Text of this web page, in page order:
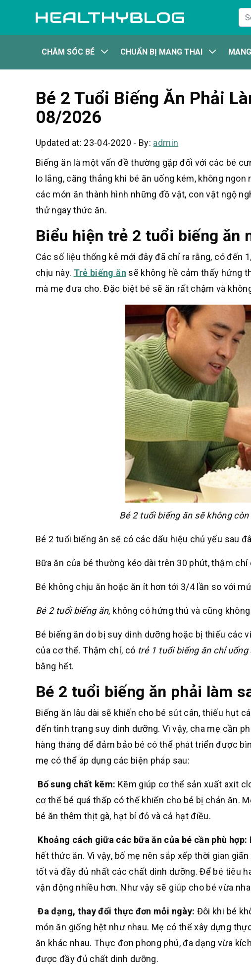
CHĂM SÓC BÉ CHUẨN BỊ MANG THAI
Bé 2 Tuổi Biếng Ăn Phải
08/2026
Updated at: 23-04-2020 - By: admin
Biếng ăn là một vấn đề thường gặp đối với các bé
lo lắng, căng thẳng khi bé ăn uống kém, không ngon
các món ăn thành hình những đồ vật, con vật ngộ
thử ngay thức ăn.
Biểu hiện trẻ 2 tuổi biếng ăn
Các số liệu thống kê mới đây đã chỉ ra rằng, có
chịu này. Trẻ biếng ăn sẽ không hề cảm thấy hứng
mà mẹ đưa cho. Đặc biệt bé sẽ ăn rất chậm và
Bé 2 tuổi biếng ăn sẽ không
Bé 2 tuổi biếng ăn sẽ có các dấu hiệu chủ yếu sau
Bữa ăn của bé thường kéo dài trên 30 phút, thậm chí
Bé không chịu ăn hoặc ăn ít hơn tới 3/4 lần so với
Bé 2 tuổi biếng ăn, không có hứng thú và cũng
Bé biếng ăn do bị suy dinh dưỡng hoặc bị thiếu các
của cơ thể. Thậm chí, có trẻ 1 tuổi biếng ăn chỉ uống
bằng hết.
Bé 2 tuổi biếng ăn phải làm
Biếng ăn lâu dài sẽ khiến cho bé sút cân, thiếu hụt
đến tình trạng suy dinh dưỡng. Vì vậy, cha mẹ cần
hàng tháng để đảm bảo bé có thể phát triển được
mẹ có thể áp dụng các biện pháp sau:
Bổ sung chất kẽm: Kẽm giúp cơ thể sản xuất axit
cơ thể bé quá thấp có thể khiến cho bé bị chán ăn.
bé ăn thêm thịt gà, hạt bí đỏ và cả hạt điều.
Khoảng cách giữa các bữa ăn của bé cần phù hợp:
hết thức ăn. Vì vậy, bố mẹ nên sắp xếp thời gian
tốt và đầy đủ nhất các chất dinh dưỡng. Để bé tiêu
vận động nhiều hơn. Như vậy sẽ giúp cho bé vừa
Đa dạng, thay đổi thực đơn mỗi ngày: Đôi khi bé
món ăn giống hệt như nhau. Mẹ có thể xây dựng
ăn khác nhau. Thực đơn phong phú, đa dạng vừa
được đầy đủ chất dinh dưỡng.